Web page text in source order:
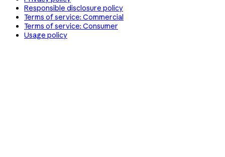
Responsible disclosure policy
Terms of service: Commercial
Terms of service: Consumer
Usage policy